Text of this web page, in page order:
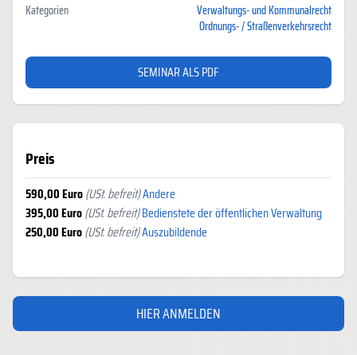
Kategorien
Verwaltungs- und Kommunalrecht
Ordnungs- / Straßenverkehrsrecht
SEMINAR ALS PDF
Preis
590,00 Euro(USt. befreit)Andere
395,00 Euro(USt. befreit)Bedienstete der öffentlichen Verwaltung
250,00 Euro(USt. befreit)Auszubildende
HIER ANMELDEN